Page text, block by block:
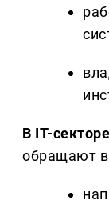
В IT-секторе
обращают